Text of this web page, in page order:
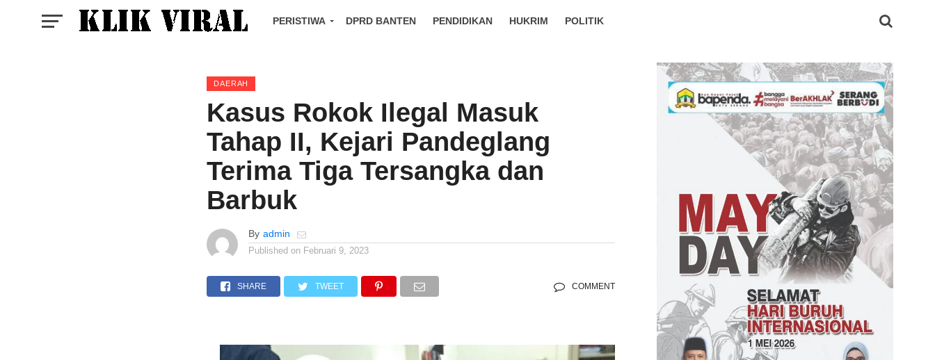
PERISTIWA DPRD BANTEN PENDIDIKAN HUKRIM POLITIK
DAERAH
Kasus Rokok Ilegal Masuk
Tahap II, Kejari Pandeglang
Terima Tiga Tersangka dan
Barbuk
By admin
Published on Februari 9, 2023
SHARE TWEET COMMENT